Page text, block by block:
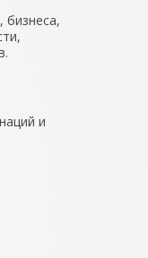
бизнеса,
и